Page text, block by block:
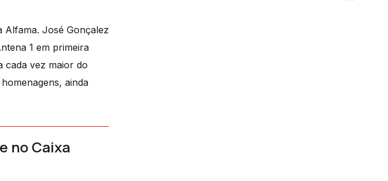
Alfama. José Gonçalez
1 em primeira
cada vez maior do
ainda
no Caixa